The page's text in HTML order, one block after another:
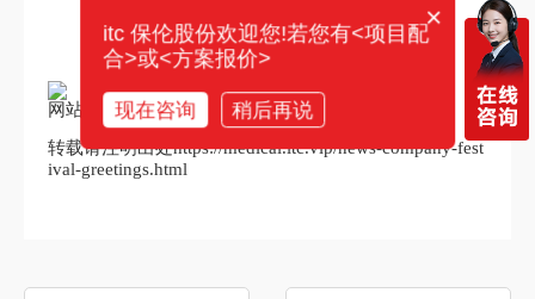
网站内容仅供参考,本公司保留最终解释权!
转载请注明出处https://medical.itc.vip/news-company-fest
ival-greetings.html
×
itc 保伦股份欢迎您!若您有<项目配
合>或<方案报价>
现在咨询 稍后再说